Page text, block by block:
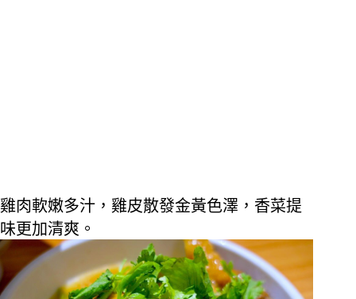
雞肉軟嫩多汁，雞皮散發金黃色澤，香菜提
味更加清爽。